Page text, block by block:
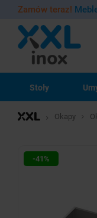
Zamów teraz!
Stoły
Okapy
-41%